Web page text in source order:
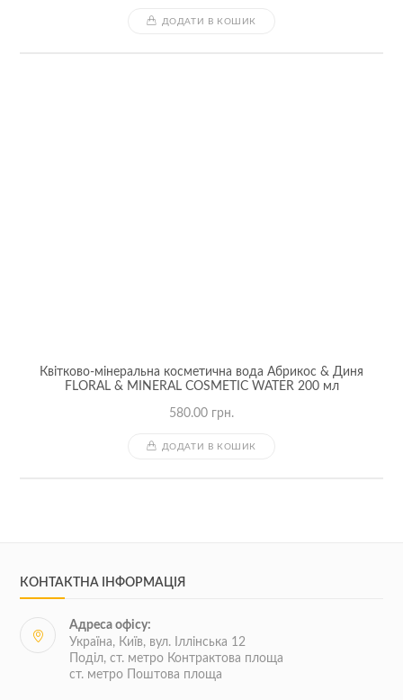
ДОДАТИ В КОШИК
Квітково-мінеральна косметична вода Абрикос & Диня
FLORAL & MINERAL COSMETIC WATER 200 мл
580.00 грн.
ДОДАТИ В КОШИК
КОНТАКТНА ІНФОРМАЦІЯ
Адреса офісу:
Україна, Київ, вул. Іллінська 12
Поділ, ст. метро Контрактова площа
ст. метро Поштова площа